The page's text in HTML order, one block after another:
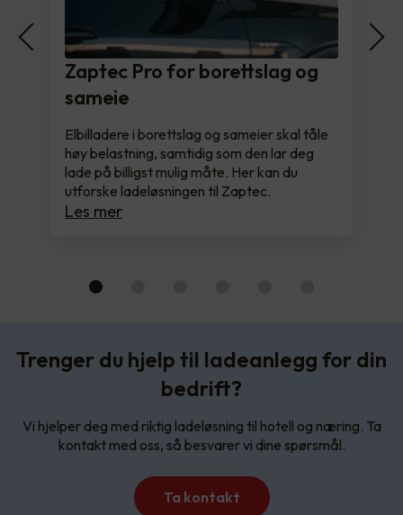
Zaptec Pro for borettslag og
sameie
Elbilladere i borettslag og sameier skal tåle
høy belastning, samtidig som den lar deg
lade på billigst mulig måte. Her kan du
utforske ladeløsningen til Zaptec.
Les mer
Trenger du hjelp til ladeanlegg for din
bedrift?
Vi hjelper deg med riktig ladeløsning til hotell og næring. Ta
kontakt med oss, så besvarer vi dine spørsmål.
Ta kontakt